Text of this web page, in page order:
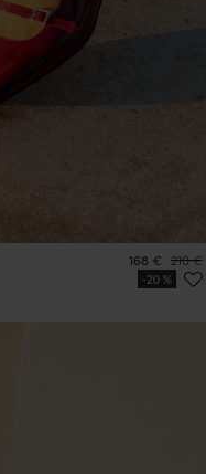
Preis
168 € Preis
210 €